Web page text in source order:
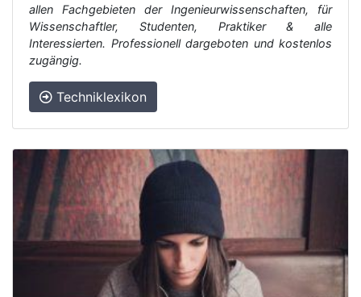
allen Fachgebieten der Ingenieurwissenschaften, für
Wissenschaftler, Studenten, Praktiker & alle
Interessierten. Professionell dargeboten und kostenlos
zugängig.
Techniklexikon